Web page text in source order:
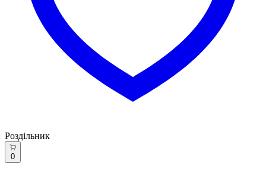
Роздільник
0